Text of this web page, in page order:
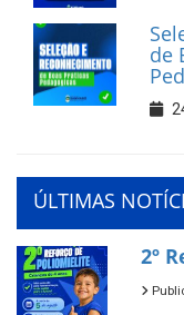
de
ÚLTIMAS
2º